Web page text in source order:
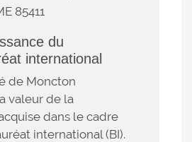
85411
du
international
de Moncton
valeur de la
dans le cadre
international (BI).